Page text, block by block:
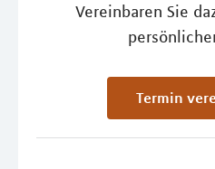
Vereinbaren Sie
Termin